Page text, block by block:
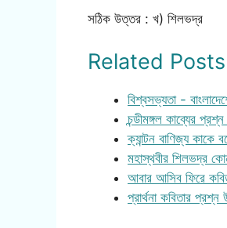
সঠিক উত্তর : খ) শিলভদ্র
Related
বিশ্বসভ্যতা -
চন্ডীমঙ্গল কাব্যের
ক্যান্টন বাণিজ্য কাকে
মহাস্থবীর শিলভদ্র
আবার আসিব ফিরে
প্রার্থনা কবিতার